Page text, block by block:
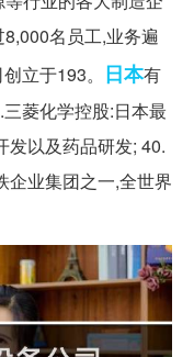
名员工,业务遍
立于193。 日本有
菱化学控股:日本最
发以及药品研发; 40.
企业集团之一,全世界